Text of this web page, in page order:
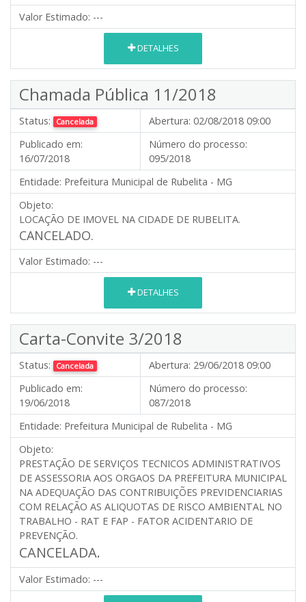
Valor Estimado: ---
DETALHES
Chamada Pública 11/2018
Status: Cancelada Abertura: 02/08/2018 09:00
Publicado em:
16/07/2018
Número do processo:
095/2018
Entidade: Prefeitura Municipal de Rubelita - MG
Objeto:
LOCAÇÃO DE IMOVEL NA CIDADE DE RUBELITA.
CANCELADO.
Valor Estimado: ---
DETALHES
Carta-Convite 3/2018
Status: Cancelada Abertura: 29/06/2018 09:00
Publicado em:
19/06/2018
Número do processo:
087/2018
Entidade: Prefeitura Municipal de Rubelita - MG
Objeto:
PRESTAÇÃO DE SERVIÇOS TECNICOS ADMINISTRATIVOS
DE ASSESSORIA AOS ORGAOS DA PREFEITURA MUNICIPAL
NA ADEQUAÇÃO DAS CONTRIBUIÇÕES PREVIDENCIARIAS
COM RELAÇÃO AS ALIQUOTAS DE RISCO AMBIENTAL NO
TRABALHO - RAT E FAP - FATOR ACIDENTARIO DE
PREVENÇÃO.
CANCELADA.
Valor Estimado: ---